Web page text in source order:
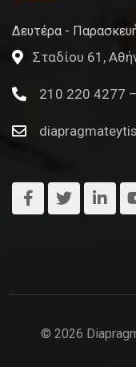
Δευτέρα -
Σταδίου 61,
210 220 4277
© 2026